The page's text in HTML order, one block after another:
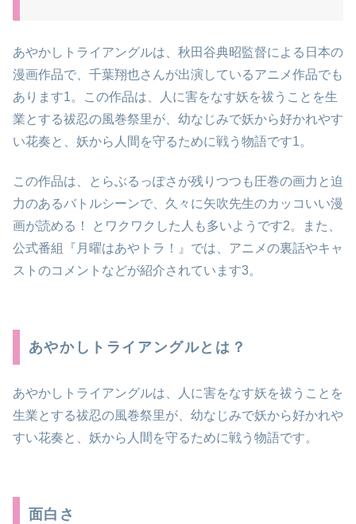
あやかしトライアングルは、秋田谷典昭監督による日本の
漫画作品で、千葉翔也さんが出演しているアニメ作品でも
あります1。この作品は、人に害をなす妖を祓うことを生
業とする祓忍の風巻祭里が、幼なじみで妖から好かれやす
い花奏と、妖から人間を守るために戦う物語です1。
この作品は、とらぶるっぽさが残りつつも圧巻の画力と迫
力のあるバトルシーンで、久々に矢吹先生のカッコいい漫
画が読める！ とワクワクした人も多いようです2。また、
公式番組『月曜はあやトラ！』では、アニメの裏話やキャ
ストのコメントなどが紹介されています3。
あやかしトライアングルとは？
あやかしトライアングルは、人に害をなす妖を祓うことを
生業とする祓忍の風巻祭里が、幼なじみで妖から好かれや
すい花奏と、妖から人間を守るために戦う物語です。
面白さ